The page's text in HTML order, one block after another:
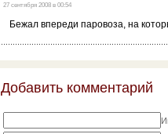
27 сентября 2008 в 00:54
Бежал впереди паровоза, на
Добавить комментарий